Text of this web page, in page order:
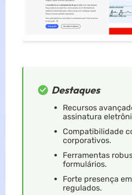
Destaques
Recursos
assinatura
Compatibilidade
corporativos.
Ferramentas
formulários.
Forte presença
regulados.